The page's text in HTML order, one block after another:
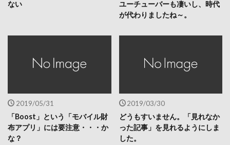
ない
ユーチューバーも凄いし、時代
が代わりましたね～。
2019/05/31
「Boost」という「モバイル財
布アプリ」には要注意・・・か
な？
2019/03/30
どうもすいません。「見れなか
った記事」を見れるようにしま
した。